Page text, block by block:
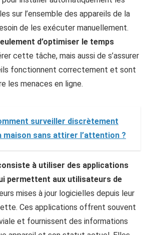
sur l’ensemble des appareils de la
de les exécuter manuellement.
d’optimiser le temps
cette tâche, mais aussi de s’assurer
fonctionnent correctement et sont
les menaces en ligne.
surveiller discrètement
maison sans attirer l’attention ?
à utiliser des applications
permettent aux utilisateurs de
mises à jour logicielles depuis leur
Ces applications offrent souvent
et fournissent des informations